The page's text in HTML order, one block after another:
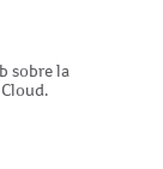
sobre la